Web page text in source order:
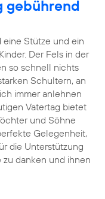
gebührend
eine Stütze und ein
Der Fels in der
so schnell nichts
Schultern, an
immer anlehnen
Vatertag bietet
und Söhne
Gelegenheit,
die Unterstützung
zu danken und ihnen